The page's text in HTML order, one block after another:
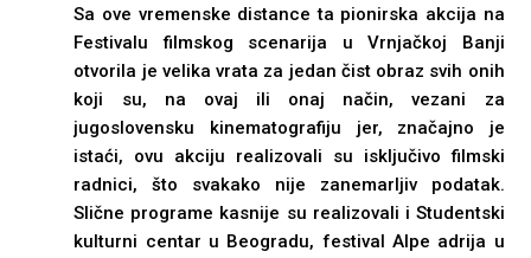
Sa ove vremenske distance ta pionirska akcija na
Festivalu filmskog scenarija u Vrnjačkoj Banji
otvorila je velika vrata za jedan čist obraz svih onih
koji su, na ovaj ili onaj način, vezani za
jugoslovensku kinematografiju jer, značajno je
istaći, ovu akciju realizovali su isključivo filmski
radnici, što svakako nije zanemarljiv podatak.
Slične programe kasnije su realizovali i Studentski
kulturni centar u Beogradu, festival Alpe adrija u